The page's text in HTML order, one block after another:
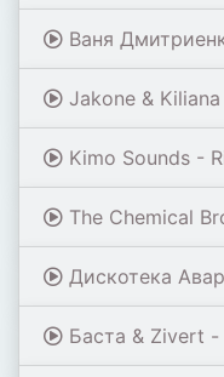
Ваня Дмитриенко & Аня
Jakone &
Kimo Sounds -
The Chemical
Дискотека Авария -
Баста & Zivert -